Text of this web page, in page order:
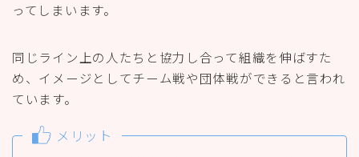
ってしまいます。
同じライン上の人たちと協力し合って組織を伸ばすた
め、イメージとしてチーム戦や団体戦ができると言われ
ています。
メリット